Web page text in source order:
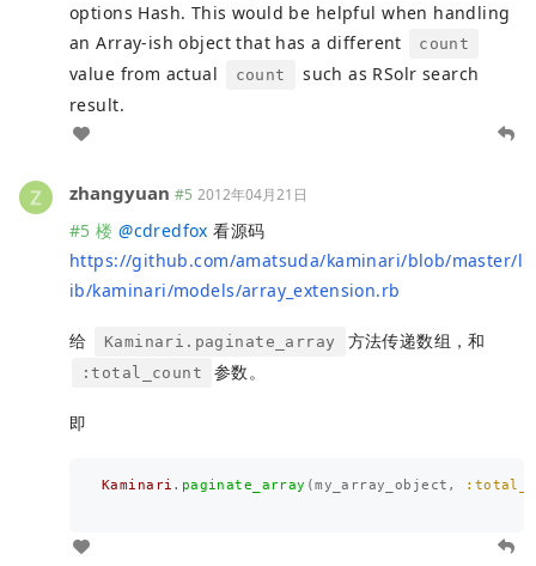
options Hash. This would be helpful when handling
an Array-ish object that has a different
count
value from actual count
such as RSolr search
result.
zhangyuan #5 2012年04月21日
#5 楼 @cdredfox 看源码
https://github.com/amatsuda/kaminari/blob/master/l
ib/kaminari/models/array_extension.rb
给 Kaminari.paginate_array 方法传递数组，和
:total_count 参数。
即
Kaminari . paginate_array (my_array_object ,